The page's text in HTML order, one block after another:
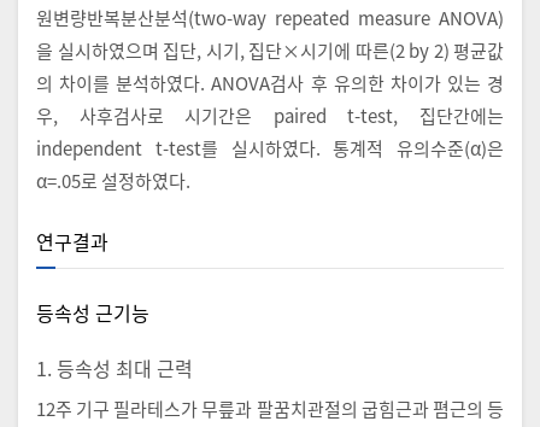
원변량반복분산분석(two-way repeated measure ANOVA)
을 실시하였으며 집단, 시기, 집단×시기에 따른(2 by 2) 평균값
의 차이를 분석하였다. ANOVA검사 후 유의한 차이가 있는 경
우, 사후검사로 시기간은 paired t-test, 집단간에는
independent t-test를 실시하였다. 통계적 유의수준(α)은
α=.05로 설정하였다.
연구결과
등속성 근기능
1. 등속성 최대 근력
12주 기구 필라테스가 무릎과 팔꿈치관절의 굽힘근과 폄근의 등